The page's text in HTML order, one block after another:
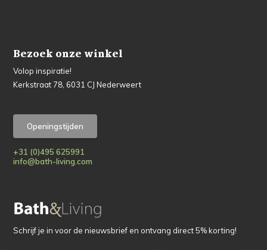
Bezoek onze winkel
Volop inspiratie!
Kerkstraat 78, 6031 CJ Nederweert
Openingstijden
+31 (0)495 625991
info@bath-living.com
Schrijf je in voor de nieuwsbrief en ontvang direct 5% korting!